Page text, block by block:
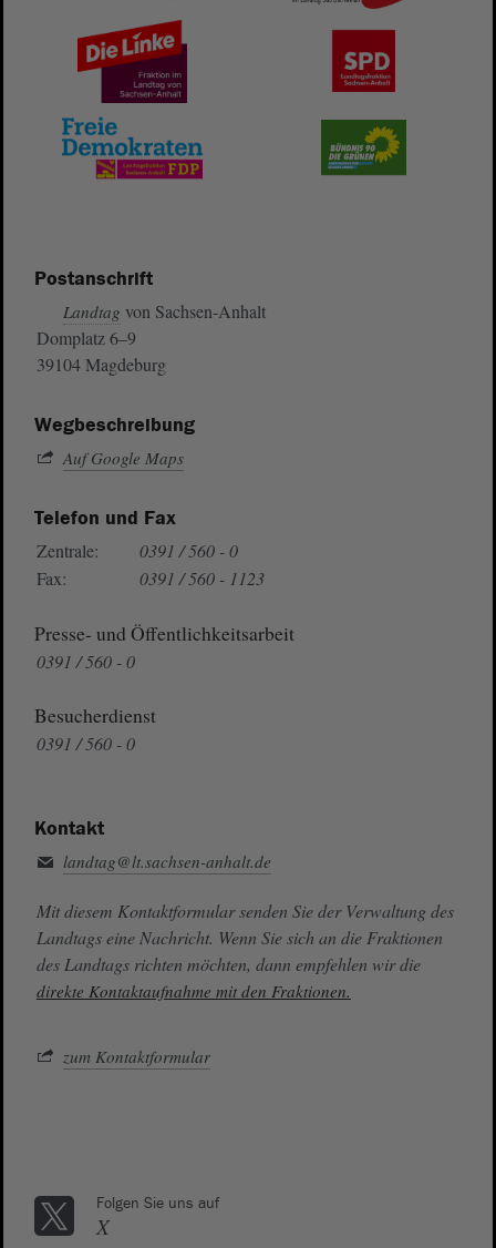
Postanschrift
Landtag von Sachsen-Anhalt
Domplatz 6–9
39104 Magdeburg
Wegbeschreibung
Auf Google Maps
Telefon und Fax
Zentrale:
0391 / 560 - 0
Fax:
0391 / 560 - 1123
Presse- und Öffentlichkeitsarbeit
0391 / 560 - 0
Besucherdienst
0391 / 560 - 0
Kontakt
landtag@lt.sachsen-anhalt.de
Mit diesem Kontaktformular senden Sie der Verwaltung des
Landtags eine Nachricht. Wenn Sie sich an die Fraktionen
des Landtags richten möchten, dann empfehlen wir die
direkte Kontaktaufnahme mit den Fraktionen.
zum Kontaktformular
Folgen Sie uns auf
X